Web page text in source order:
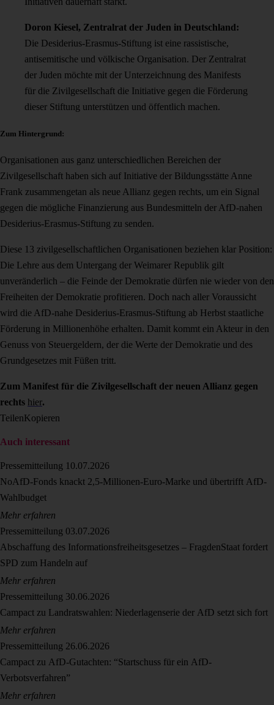
Doron Kiesel, Zentralrat der Juden in Deutschland:
Die Desiderius-Erasmus-Stiftung ist eine rassistische,
antisemitische und völkische Organisation. Der Zentralrat
der Juden möchte mit der Unterzeichnung des Manifests
für die Zivilgesellschaft die Initiative gegen die Förderung
dieser Stiftung unterstützen und öffentlich machen.
Zum Hintergrund:
Organisationen aus ganz unterschiedlichen Bereichen der
Zivilgesellschaft haben sich auf Initiative der Bildungsstätte Anne
Frank zusammengetan als neue Allianz gegen rechts, um ein Signal
gegen die mögliche Finanzierung aus Bundesmitteln der AfD-nahen
Desiderius-Erasmus-Stiftung zu senden.
Diese 13 zivilgesellschaftlichen Organisationen beziehen klar Position:
Die Lehre aus dem Untergang der Weimarer Republik gilt
unveränderlich – die Feinde der Demokratie dürfen nie wieder von den
Freiheiten der Demokratie profitieren. Doch nach aller Voraussicht
wird die AfD-nahe Desiderius-Erasmus-Stiftung ab Herbst staatliche
Förderung in Millionenhöhe erhalten. Damit kommt ein Akteur in den
Genuss von Steuergeldern, der die Werte der Demokratie und des
Grundgesetzes mit Füßen tritt.
Zum Manifest für die Zivilgesellschaft der neuen Allianz gegen
rechts hier.
TeilenKopieren
Auch interessant
Pressemitteilung 10.07.2026
NoAfD-Fonds knackt 2,5-Millionen-Euro-Marke und übertrifft AfD-
Wahlbudget
Mehr erfahren
Pressemitteilung 03.07.2026
Abschaffung des Informationsfreiheitsgesetzes – FragdenStaat fordert
SPD zum Handeln auf
Mehr erfahren
Pressemitteilung 30.06.2026
Campact zu Landratswahlen: Niederlagenserie der AfD setzt sich fort
Mehr erfahren
Pressemitteilung 26.06.2026
Campact zu AfD-Gutachten: “Startschuss für ein AfD-
Verbotsverfahren”
Mehr erfahren